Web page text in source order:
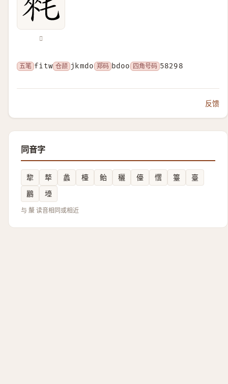
𣮉
五笔 fitw 仓颉 jkmdo 郑码 bdoo 四角号码 58298
反馈
同音字
犂 㹈 蠡 檯 鲐 穲 儓 㦒 籉
臺
鸝
㙵
与 斄 读音相同或相近